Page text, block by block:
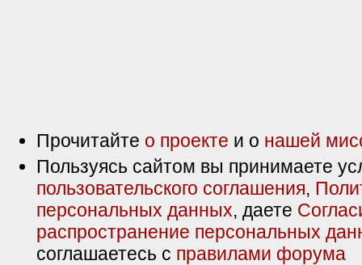
Прочитайте о проекте и о нашей
Пользуясь сайтом вы принимаете
пользовательского соглашения,
персональных данных, даете
распространение персональных
соглашаетесь с правилами форума